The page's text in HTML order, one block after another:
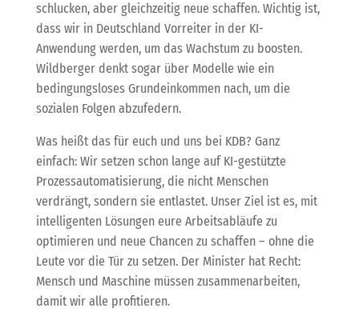
schlucken, aber gleichzeitig neue schaffen. Wichtig ist,
dass wir in Deutschland Vorreiter in der KI-
Anwendung werden, um das Wachstum zu boosten.
Wildberger denkt sogar über Modelle wie ein
bedingungsloses Grundeinkommen nach, um die
sozialen Folgen abzufedern.
Was heißt das für euch und uns bei KDB? Ganz
einfach: Wir setzen schon lange auf KI-gestützte
Prozessautomatisierung, die nicht Menschen
verdrängt, sondern sie entlastet. Unser Ziel ist es, mit
intelligenten Lösungen eure Arbeitsabläufe zu
optimieren und neue Chancen zu schaffen – ohne die
Leute vor die Tür zu setzen. Der Minister hat Recht:
Mensch und Maschine müssen zusammenarbeiten,
damit wir alle profitieren.